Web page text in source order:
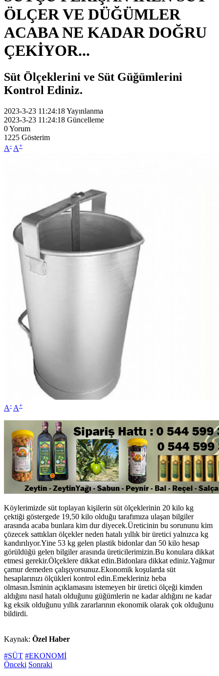
ÖLÇER VE DÜĞÜMLER
ACABA NE KADAR DOĞRU
ÇEKİYOR...
Süt Ölçeklerini ve Süt Güğümlerini
Kontrol Ediniz.
2023-3-23 11:24:18Yayınlanma
2023-3-23 11:24:18 Güncelleme
0Yorum
1225 Gösterim
A- A+
A- A+
Köylerimizde süt toplayan kişilerin süt ölçeklerinin 20 kilo kg
çektiği göstergede 19,50 kilo olduğu tarafımıza ulaşan bilgiler
arasında acaba bunlara kim dur diyecek.Üreticinin bu sorununu kim
çözecek sattıkları ölçekler neden hatalı yıllık bir üretici yalnızca kg
kandırılıyor.Yine 53 kg gelen plastik bidonlar dan 50 kilo hesap
görüldüğü gelen bilgiler arasında üreticilerimizin.Bu konulara dikkat
etmesi gerekir.Ölçeklere dikkat edin.Bidonlara dikkat ediniz.Yağmur
çamur demeden çalışıyorsunuz.Ekonomik koşularda süt
hesaplarınızı ölçükleri kontrol edin.Emekleriniz heba
olmasın.İsminin açıklamasını istemeyen bir üretici ölçeği kimden
aldığını nasıl hatalı olduğunu güğümlerin ne kadar aldığını ne kadar
kg eksik olduğunu yıllık zararlarının ekonomik olarak çok olduğunu
bildirdi.
Kaynak: Özel Haber
#SÜT #EKONOMİ
Önceki Sonraki